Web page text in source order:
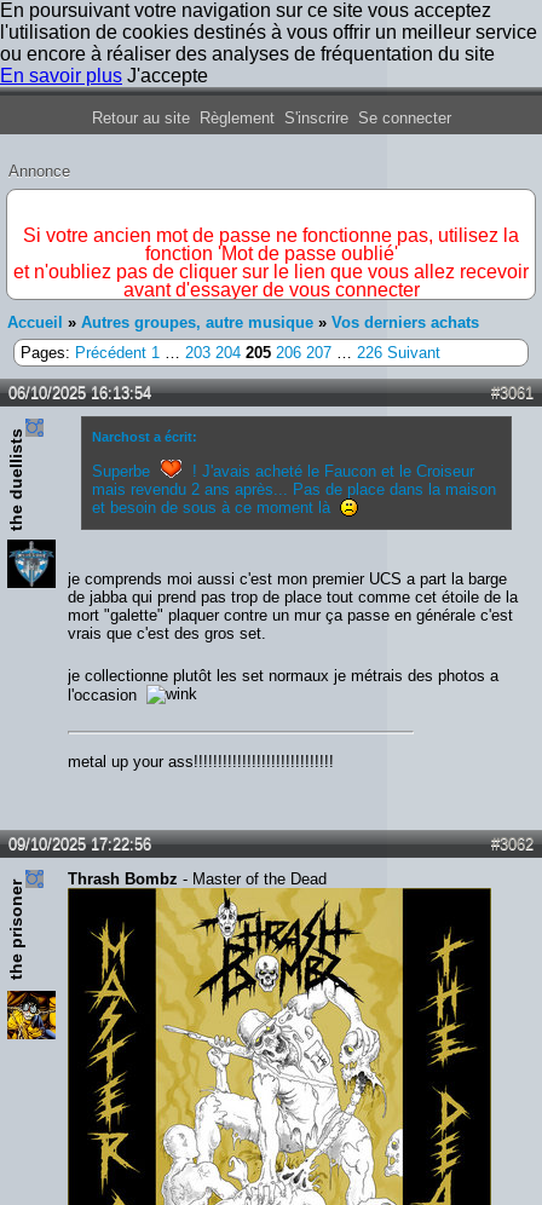
En poursuivant votre navigation sur ce site vous acceptez
l'utilisation de cookies destinés à vous offrir un meilleur service
ou encore à réaliser des analyses de fréquentation du site
En savoir plus J'accepte
Forum Iron Maiden France
Retour au site Règlement S'inscrire Se connecter
Annonce
Si votre ancien mot de passe ne fonctionne pas, utilisez la
fonction 'Mot de passe oublié'
et n'oubliez pas de cliquer sur le lien que vous allez recevoir
avant d'essayer de vous connecter
Accueil » Autres groupes, autre musique » Vos derniers achats
Pages: Précédent 1 … 203 204 205 206 207 … 226 Suivant
#3061
06/10/2025 16:13:54
the duellists Narchost a écrit:
Superbe
! J'avais acheté le Faucon et le Croiseur
mais revendu 2 ans après... Pas de place dans la maison
et besoin de sous à ce moment là
je comprends moi aussi c'est mon premier UCS a part la barge
de jabba qui prend pas trop de place tout comme cet étoile de la
mort "galette" plaquer contre un mur ça passe en générale c'est
vrais que c'est des gros set.
je collectionne plutôt les set normaux je métrais des photos a
l'occasion
metal up your ass!!!!!!!!!!!!!!!!!!!!!!!!!!!!!
#3062
09/10/2025 17:22:56
the prisoner
Thrash Bombz - Master of the Dead